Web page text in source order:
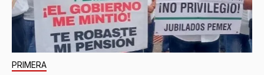
PRIMERA